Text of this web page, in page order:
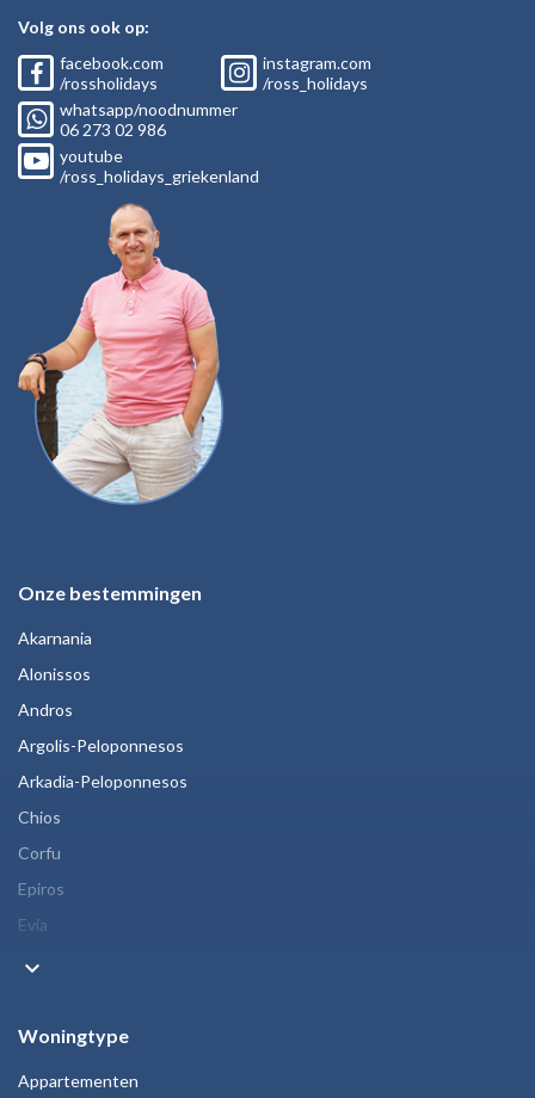
Volg ons ook op:
facebook.com
/rossholidays
instagram.com
/ross_holidays
whatsapp/noodnummer
06 273 02 986
youtube
/ross_holidays_griekenland
Onze bestemmingen
Akarnania
Alonissos
Andros
Argolis-Peloponnesos
Arkadia-Peloponnesos
Chios
Corfu
Epiros
Evia
keyboard_arrow_down
Woningtype
Appartementen